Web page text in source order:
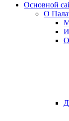
Основной
О